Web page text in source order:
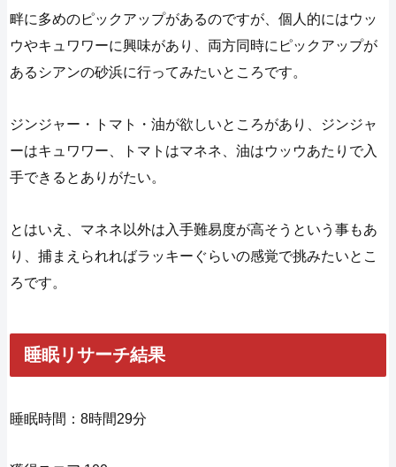
畔に多めのピックアップがあるのですが、個人的にはウッ
ウやキュワワーに興味があり、両方同時にピックアップが
あるシアンの砂浜に行ってみたいところです。
ジンジャー・トマト・油が欲しいところがあり、ジンジャ
ーはキュワワー、トマトはマネネ、油はウッウあたりで入
手できるとありがたい。
とはいえ、マネネ以外は入手難易度が高そうという事もあ
り、捕まえられればラッキーぐらいの感覚で挑みたいとこ
ろです。
睡眠リサーチ結果
睡眠時間：8時間29分